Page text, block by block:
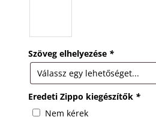
Szöveg elhelyezése *
Eredeti Zippo kiegészítők *
Nem kérek